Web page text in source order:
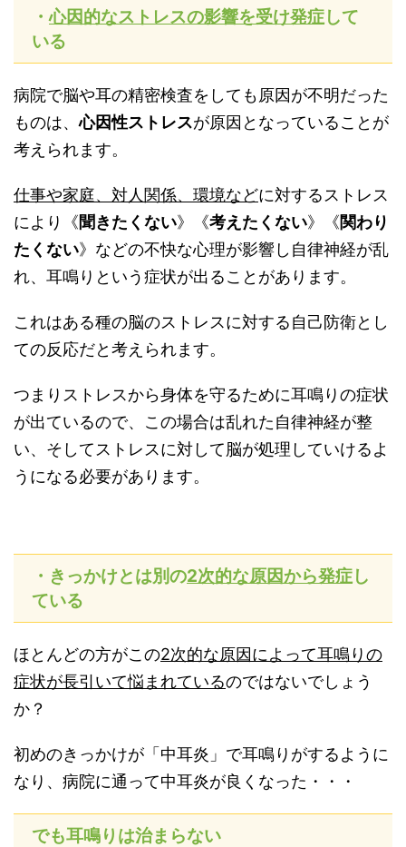
・心因的なストレスの影響を受け発症して
いる
病院で脳や耳の精密検査をしても原因が不明だった
ものは、心因性ストレスが原因となっていることが
考えられます。
仕事や家庭、対人関係、環境などに対するストレス
により《聞きたくない》《考えたくない》《関わり
たくない》などの不快な心理が影響し自律神経が乱
れ、耳鳴りという症状が出ることがあります。
これはある種の脳のストレスに対する自己防衛とし
ての反応だと考えられます。
つまりストレスから身体を守るために耳鳴りの症状
が出ているので、この場合は乱れた自律神経が整
い、そしてストレスに対して脳が処理していけるよ
うになる必要があります。
・きっかけとは別の2次的な原因から発症し
ている
ほとんどの方がこの2次的な原因によって耳鳴りの
症状が長引いて悩まれているのではないでしょう
か？
初めのきっかけが「中耳炎」で耳鳴りがするように
なり、病院に通って中耳炎が良くなった・・・
でも耳鳴りは治まらない